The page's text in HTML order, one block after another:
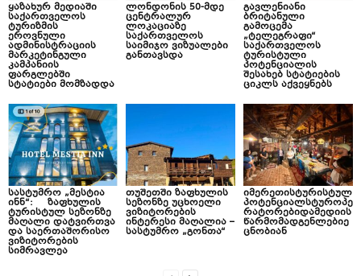
ყაზახურ მედიაში
საქართველოს
ტურიზმის
ეროვნული
ადმინისტრაციის
მარკეტინგული
კამპანიის
ფარგლებში
სტატიები მომზადდა
ლონდონის 50-მდე
ცენტრალურ
ლოკაციაზე
საქართველოს
საიმიჯო ვიზუალები
განთავსდა
გავლენიანი
ბრიტანული
გამოცემა
„ტელეგრაფი“
საქართველოს
ტურისტული
პოტენციალის
შესახებ სტატიების
ციკლს აქვეყნებს
სასტუმრო „მესტია
ინნ“: ზაფხულის
ტურისტულ სეზონზე
მაღალი დატვირთვა
და საერთაშორისო
ვიზიტორების
სიმრავლეა
თუშეთში ზაფხულის
სეზონზე უცხოელი
ვიზიტორების
ინტერესი მაღალია –
სასტუმრო „გონთა“
იმერეთისტურისტულ
პოტენციალსტუროპე
რატორებიდამედიის
წარმომადგენლებიე
ცნობიან